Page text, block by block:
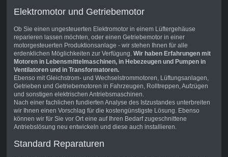
Elektromotor und Getriebemotor
Ob Sie einen ungesteuerten Elektromotor in einem Lüftergehäuse
reparieren lassen möchten, oder einen Getriebemotor in einer
motorgesteuerten Produktionsanlage - wir stehen Ihnen für alle
erdenklichen Möglichkeiten zur Verfügung. Wir haben Erfahrungen mit
Motoren in Lebensmittelmaschinen, in Hebezeugen und Pumpen in
Ventilatoren und in Transformatoren.
Ebenso mit Gleichstrom- und Wechselstrommotoren, Lüftungsanlagen,
Getrieben und Getriebemotoren in Fahrzeugen, Rolltreppen, Aufzügen
und sonstigen elektrischen Antriebsmaschinen.
Nach einer fachlichen fundierten Analyse des Istzustandes unterbreiten
wir Ihnen einen Vorschlag für die kostengünstigste Lösung. Ebenso
können wir für Sie vor Ort eine auf Ihren Bedarf zugeschnittene
Antriebslösung neu entwickeln und diese auch installieren.
Standard Reparaturen